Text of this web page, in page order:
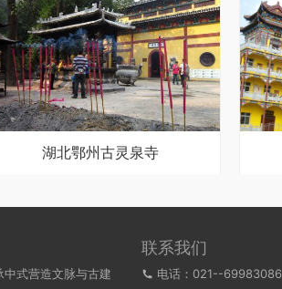
湖北鄂州古灵泉寺
式营造文脉与古建
联系我们
电话：021--69983086